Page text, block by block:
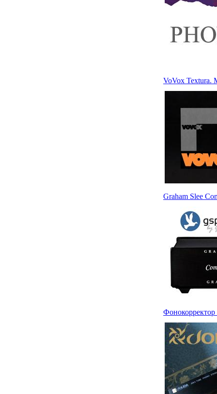
VoVox Textura.
Graham Slee
Фонокорректор